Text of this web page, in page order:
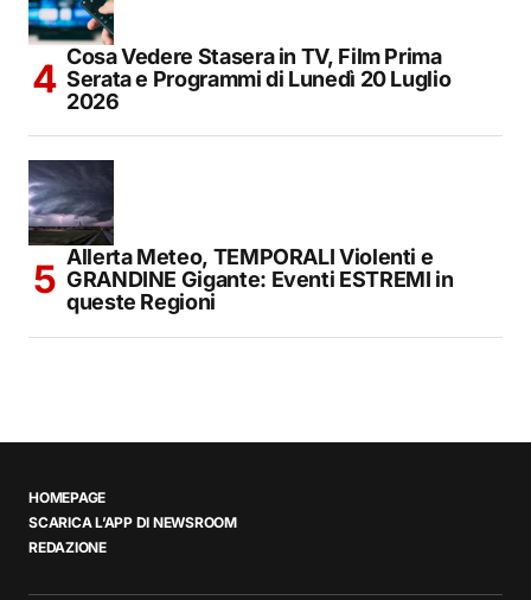
Cosa Vedere Stasera in TV, Film Prima
Serata e Programmi di Lunedì 20 Luglio
2026
Allerta Meteo, TEMPORALI Violenti e
GRANDINE Gigante: Eventi ESTREMI in
queste Regioni
HOMEPAGE
SCARICA L’APP DI NEWSROOM
REDAZIONE